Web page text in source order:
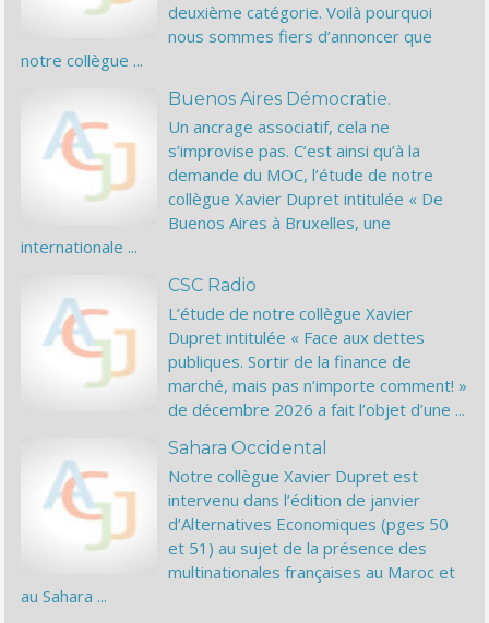
deuxième catégorie. Voilà pourquoi
nous sommes fiers d’annoncer que
notre collègue ...
Buenos Aires Démocratie.
Un ancrage associatif, cela ne
s’improvise pas. C’est ainsi qu’à la
demande du MOC, l’étude de notre
collègue Xavier Dupret intitulée « De
Buenos Aires à Bruxelles, une
internationale ...
CSC Radio
L’étude de notre collègue Xavier
Dupret intitulée « Face aux dettes
publiques. Sortir de la finance de
marché, mais pas n’importe comment! »
de décembre 2026 a fait l’objet d’une ...
Sahara Occidental
Notre collègue Xavier Dupret est
intervenu dans l’édition de janvier
d’Alternatives Economiques (pges 50
et 51) au sujet de la présence des
multinationales françaises au Maroc et
au Sahara ...